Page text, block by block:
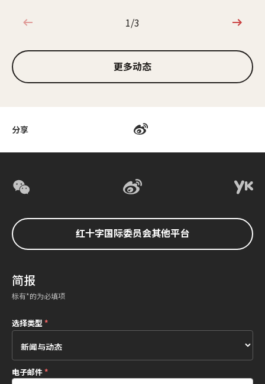
分享
1/3
1/3
更多动态
红十字国际委员会其他平台
简报
标有*的为必填项
选择类型*
电子邮件*